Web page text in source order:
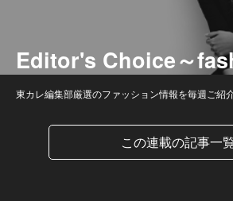
Editor's Choice～
東カレ編集部厳選のファッション情報を毎週ご紹
この連載の記事一